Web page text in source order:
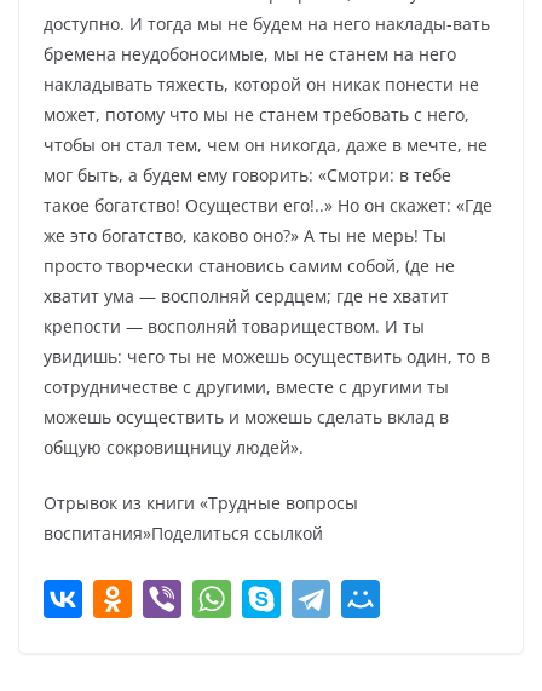
доступно. И тогда мы не будем на него наклады-вать
бремена неудобоносимые, мы не станем на него
накладывать тяжесть, которой он никак понести не
может, потому что мы не станем требовать с него,
чтобы он стал тем, чем он никогда, даже в мечте, не
мог быть, а будем ему говорить: «Смотри: в тебе
такое богатство! Осуществи его!..» Но он скажет: «Где
же это богатство, каково оно?» А ты не мерь! Ты
просто творчески становись самим собой, (де не
хватит ума — восполняй сердцем; где не хватит
крепости — восполняй товариществом. И ты
увидишь: чего ты не можешь осуществить один, то в
сотрудничестве с другими, вместе с другими ты
можешь осуществить и можешь сделать вклад в
общую сокровищницу людей».
Отрывок из книги «Трудные вопросы
воспитания»Поделиться ссылкой